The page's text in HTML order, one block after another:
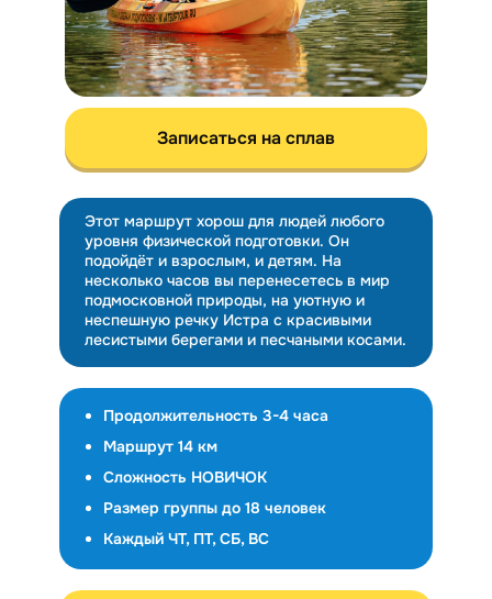
Записаться на сплав
Продолжительность 3-4 часа
Маршрут 14 км
Сложность НОВИЧОК
Размер группы до 18 человек
Каждый ЧТ, ПТ, СБ, ВС
Этот маршрут хорош для людей любого
уровня физической подготовки. Он
подойдёт и взрослым, и детям. На
несколько часов вы перенесетесь в мир
подмосковной природы, на уютную и
неспешную речку Истра с красивыми
лесистыми берегами и песчаными косами.